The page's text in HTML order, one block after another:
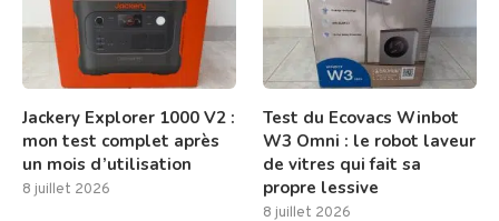
Jackery Explorer 1000 V2 :
mon test complet après
un mois d’utilisation
8 juillet 2026
Test du Ecovacs Winbot
W3 Omni : le robot laveur
de vitres qui fait sa
propre lessive
8 juillet 2026